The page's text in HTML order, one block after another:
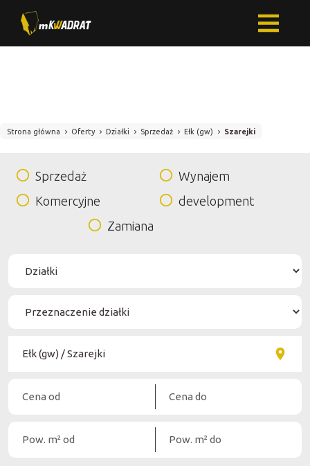
Strona główna Oferty Działki Sprzedaż Ełk (gw) Szarejki
Sprzedaż
Wynajem
Komercyjne
development
Zamiana